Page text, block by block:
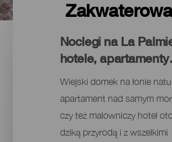
Noclegi na La
hotele,
Wiejski domek na łonie
apartament nad samym
czy też malowniczy hotel
dziką przyrodą i z wszelkimi